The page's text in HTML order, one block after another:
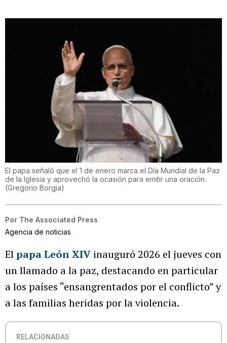
El papa señaló que el 1 de enero marca el Día Mundial de la Paz
de la Iglesia y aprovechó la ocasión para emitir una oración.
(Gregorio Borgia)
Por The Associated Press
Agencia de noticias
Elpapa León XIV inauguró 2026 el jueves con
un llamado a la paz, destacando en particular
a los países “ensangrentados por el conflicto” y
a las familias heridas por la violencia.
RELACIONADAS